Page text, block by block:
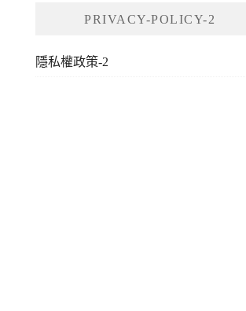
PRIVACY-POLICY-2
隱私權政策-2